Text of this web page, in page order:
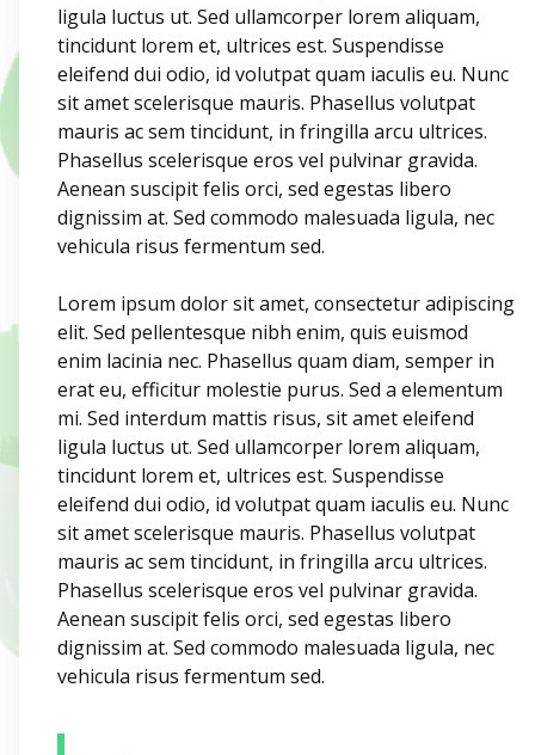
ligula luctus ut. Sed ullamcorper lorem aliquam,
tincidunt lorem et, ultrices est. Suspendisse
eleifend dui odio, id volutpat quam iaculis eu. Nunc
sit amet scelerisque mauris. Phasellus volutpat
mauris ac sem tincidunt, in fringilla arcu ultrices.
Phasellus scelerisque eros vel pulvinar gravida.
Aenean suscipit felis orci, sed egestas libero
dignissim at. Sed commodo malesuada ligula, nec
vehicula risus fermentum sed.
Lorem ipsum dolor sit amet, consectetur adipiscing
elit. Sed pellentesque nibh enim, quis euismod
enim lacinia nec. Phasellus quam diam, semper in
erat eu, efficitur molestie purus. Sed a elementum
mi. Sed interdum mattis risus, sit amet eleifend
ligula luctus ut. Sed ullamcorper lorem aliquam,
tincidunt lorem et, ultrices est. Suspendisse
eleifend dui odio, id volutpat quam iaculis eu. Nunc
sit amet scelerisque mauris. Phasellus volutpat
mauris ac sem tincidunt, in fringilla arcu ultrices.
Phasellus scelerisque eros vel pulvinar gravida.
Aenean suscipit felis orci, sed egestas libero
dignissim at. Sed commodo malesuada ligula, nec
vehicula risus fermentum sed.